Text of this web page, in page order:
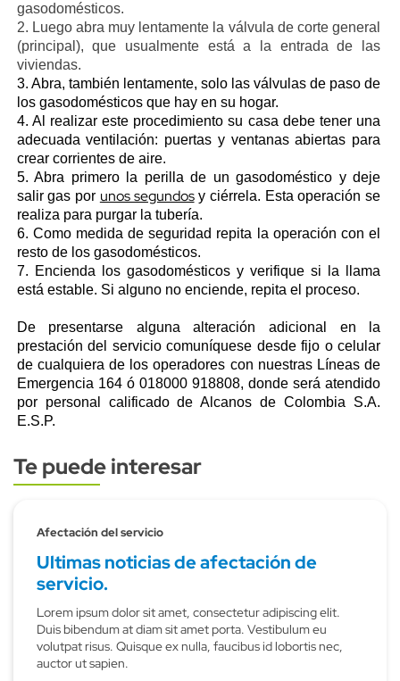
gasodomésticos.
2. Luego abra muy lentamente la válvula de corte general
(principal), que usualmente está a la entrada de las
viviendas.
3. Abra, también lentamente, solo las válvulas de paso de
los gasodomésticos que hay en su hogar.
4. Al realizar este procedimiento su casa debe tener una
adecuada ventilación: puertas y ventanas abiertas para
crear corrientes de aire.
5. Abra primero la perilla de un gasodoméstico y deje
salir gas por unos segundosy ciérrela. Esta operación se
realiza para purgar la tubería.
6. Como medida de seguridad repita la operación con el
resto de los gasodomésticos.
7. Encienda los gasodomésticos y verifique si la llama
está estable. Si alguno no enciende, repita el proceso.
De presentarse alguna alteración adicional en la
prestación del servicio comuníquese desde fijo o celular
de cualquiera de los operadores con nuestras Líneas de
Emergencia 164 ó 018000 918808, donde será atendido
por personal calificado de Alcanos de Colombia S.A.
E.S.P.
Subtitulo
Te puede interesar
Afectación del servicio
Ultimas noticias de afectación de
servicio.
Lorem ipsum dolor sit amet, consectetur adipiscing elit.
Duis bibendum at diam sit amet porta. Vestibulum eu
volutpat risus. Quisque ex nulla, faucibus id lobortis nec,
auctor ut sapien.